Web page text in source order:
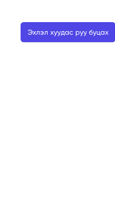
Эхлэл хуудас руу буцах